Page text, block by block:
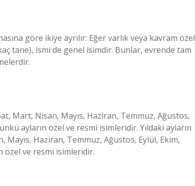
göre ikiye ayrılır: Eğer varlık veya kavram özel
tane), ismi de genel isimdir. Bunlar, evrende tam
Mart, Nisan, Mayıs, Haziran, Temmuz, Ağustos,
ayların özel ve resmi isimleridir. Yıldaki ayların
Haziran, Temmuz, Ağustos, Eylül, Ekim,
özel ve resmi isimleridir.